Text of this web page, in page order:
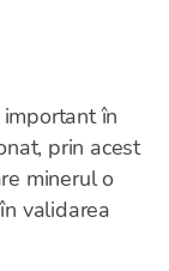
în
prin acest
minerul o
validarea